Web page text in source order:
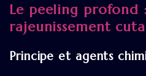
Le peeling profond
rajeunissement
Principe et agents